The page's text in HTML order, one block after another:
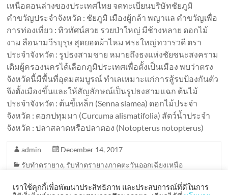
เหนือตอนล่างของประเทศไทย จดทะเบียนบริษัทชัยภูมิ
คำขวัญประจำจังหวัด : ชัยภูมิ เมืองผู้กล้า พญาแล คำขวัญเพื่อ
การท่องเที่ยว : ทิวทัศน์สวย รวยป่าใหญ่ มีช้างหลาย ดอกไม้
งาม ลือนามวีรบุรุษ สุดยอดผ้าไหม พระใหญ่ทวารวดี ตรา
ประจำจังหวัด : รูปธงสามชาย หมายถึงธงแห่งชัยชนะสงคราม
เดิมผู้ครองนครได้เลือกภูมิประเทศเพื่อตั้งเป็นเมือง พบว่าตรง
จังหวัดนี้มีพื้นที่อุดมสมบูรณ์ ทำเลเหมาะแก่การสู้รบป้องกันตัว
จึงตั้งเมืองขึ้นและให้สัญลักษณ์เป็นรูปธงสามแฉก ต้นไม้
ประจำจังหวัด : ต้นขี้เหล็ก (Senna siamea) ดอกไม้ประจำ
จังหวัด : ดอกปทุมมา (Curcuma alismatifolia) สัตว์น้ำประจำ
จังหวัด : ปลาสลาดหรือปลาตอง (Notopterus notopterus)
admin
December 14, 2017
รับทำตรายาง, รับทำตรายางภาคตะวันออกเฉียงเหนือ
เราใช้คุกกี้เพื่อพัฒนาประสิทธิภาพ และประสบการณ์ที่ดีในการ